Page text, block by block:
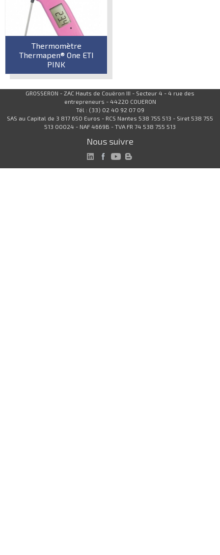
Thermomètre
Thermapen® One ETI
PINK
GROSSERON - ZAC Hauts de Couëron III - Secteur 4 - 4 rue des
entrepreneurs - 44220 COUERON
Tél : (33) 02 40 92 07 09
SAS au Capital de 3 817 650 Euros - RCS Nantes 538 755 513 - Siret 538 755
513 00024 - NAF 4669B - TVA FR 74 538 755 513
Nous suivre